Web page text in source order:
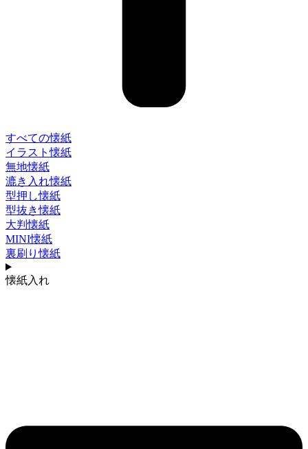
すべての懐紙
イラスト懐紙
無地懐紙
漉き入れ懐紙
型押し懐紙
型抜き懐紙
大判懐紙
MINI懐紙
裏刷り懐紙
懐紙入れ